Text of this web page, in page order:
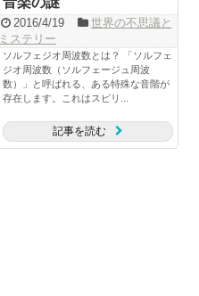
2016/4/19
世界の不思議と
ミステリー
ソルフェジオ周波数とは？ 「ソルフェ
ジオ周波数（ソルフェージュ周波
数）」と呼ばれる、ある特殊な音階が
存在します。これはスピリ...
記事を読む